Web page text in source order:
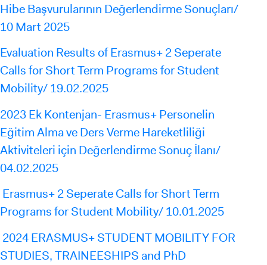
Hibe Başvurularının Değerlendirme Sonuçları/
10 Mart 2025
Evaluation Results of Erasmus+ 2 Seperate
Calls for Short Term Programs for Student
Mobility/ 19.02.2025
2023 Ek Kontenjan- Erasmus+ Personelin
Eğitim Alma ve Ders Verme Hareketliliği
Aktiviteleri için Değerlendirme Sonuç İlanı/
04.02.2025
Erasmus+ 2 Seperate Calls for Short Term
Programs for Student Mobility/ 10.01.2025
2024 ERASMUS+ STUDENT MOBILITY FOR
STUDIES, TRAINEESHIPS and PhD